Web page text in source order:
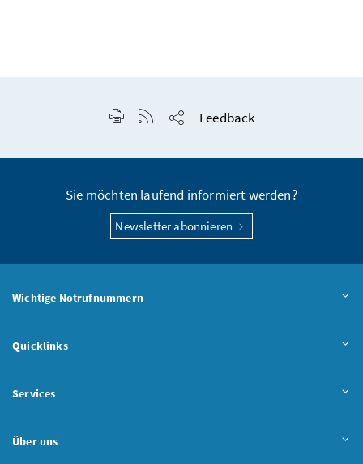
Seite drucken
RSS-Feed anzeigen
Feedback
Sie möchten laufend informiert werden?
Newsletter abonnieren
Wichtige Notrufnummern
Quicklinks
Services
Über uns